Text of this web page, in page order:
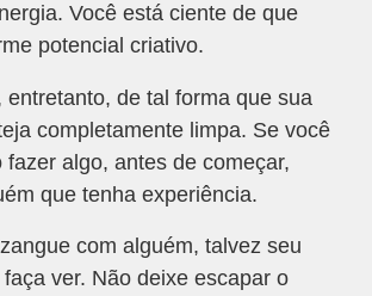
Você está ciente de que
potencial criativo.
entretanto, de tal forma que sua
completamente limpa. Se você
fazer algo, antes de começar,
que tenha experiência.
com alguém, talvez seu
ver. Não deixe escapar o